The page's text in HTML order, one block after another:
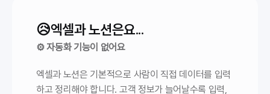
😥엑셀과 노션은요...
⚙️ 자동화 기능이 없어요
엑셀과 노션은 기본적으로 사람이 직접 데이터를 입력
하고 정리해야 합니다. 고객 정보가 늘어날수록 입력,